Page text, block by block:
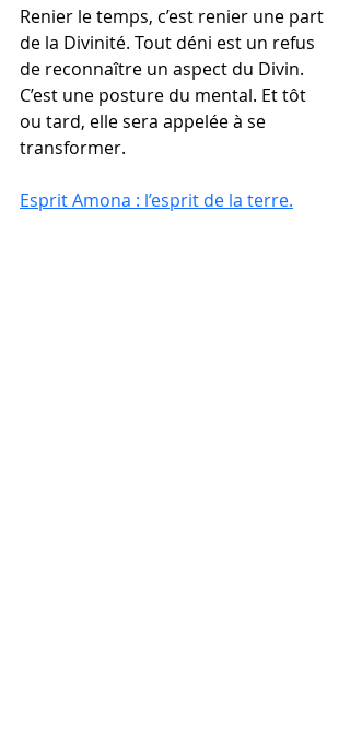
Renier le temps, c’est renier une part
de la Divinité. Tout déni est un refus
de reconnaître un aspect du Divin.
C’est une posture du mental. Et tôt
ou tard, elle sera appelée à se
transformer.
Esprit Amona : l’esprit de la terre.